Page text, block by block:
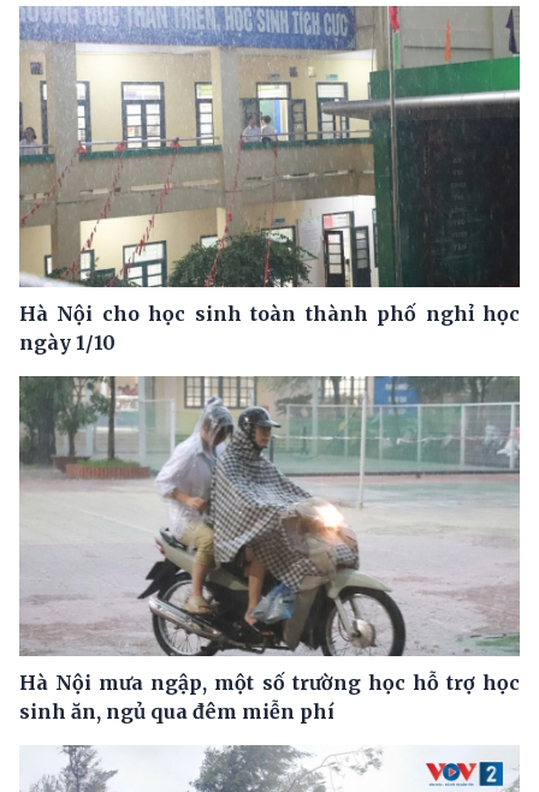
Hà Nội cho học sinh toàn thành phố nghỉ học
ngày 1/10
Hà Nội mưa ngập, một số trường học hỗ trợ học
sinh ăn, ngủ qua đêm miễn phí